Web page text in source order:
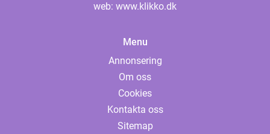
web: www.klikko.dk
Menu
Annonsering
Om oss
Cookies
Kontakta oss
Sitemap